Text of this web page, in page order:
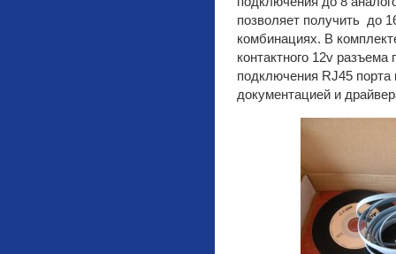
позволяет получить до
комбинациях. В
контактного 12v
подключения RJ45 порта
документацией и